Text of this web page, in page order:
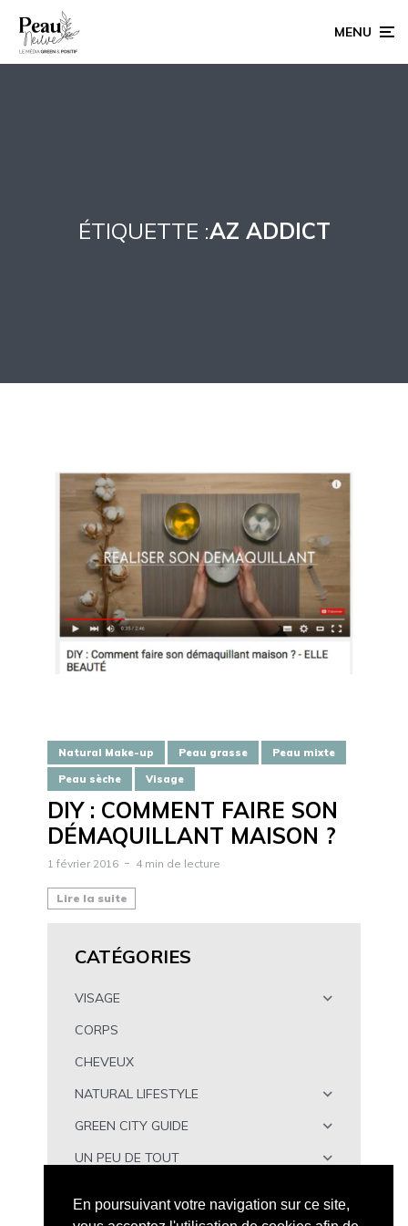
MENU
ÉTIQUETTE :AZ ADDICT
Natural Make-up Peau grasse Peau mixte
Peau sèche Visage
DIY : COMMENT FAIRE SON
DÉMAQUILLANT MAISON ?
1 février 2016 4 min de lecture
Lire la suite
CATÉGORIES
VISAGE
CORPS
CHEVEUX
NATURAL LIFESTYLE
GREEN CITY GUIDE
UN PEU DE TOUT
En poursuivant votre navigation sur ce site,